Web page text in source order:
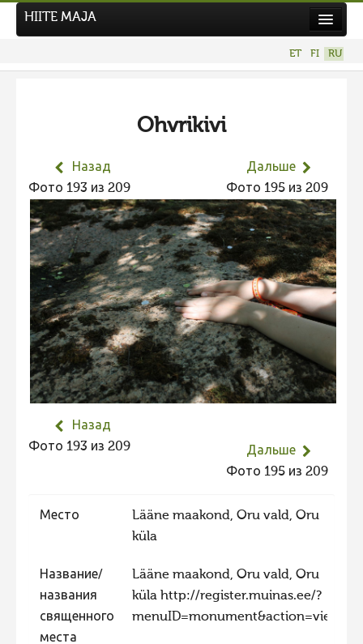
Hiite kuvavõistlus 2026
Фотоконкурс 2025
Не учитываются 2025
Видео 2025
Фотоконкурс 2024
Не учитываются 2024
Видео 2024
Фотоконкурс 2023
Не учитываются 2023
Фотоконкурс 2021
Фотоконкурс 2020
Фотоконкурс 2019
HIITE MAJA
ET FI RU
Ohvrikivi
Назад
Фото 193 из 209
Дальше
Фото 195 из 209
Назад
Фото 193 из 209
Дальше
Фото 195 из 209
Место
Lääne maakond, Oru vald, Oru
küla
Название/
названия
священного
места
Lääne maakond, Oru vald, Oru
küla http://register.muinas.ee/?